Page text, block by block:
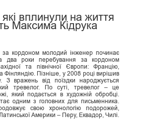
вплинули на життя
Максима Кідрука
за кордоном молодий інженер починає
два роки перебування за кордоном
та північної Європи: Францію,
Фінляндію. Пізніше, у 2008 році вирішив
З вражень від поїздки народжується
тревелог. По суті, тревелог – це
який подається в художній обробці.
одним з головних для письменника.
свою хронологію подорожей,
Америки – Перу, Еквадор, Чилі.